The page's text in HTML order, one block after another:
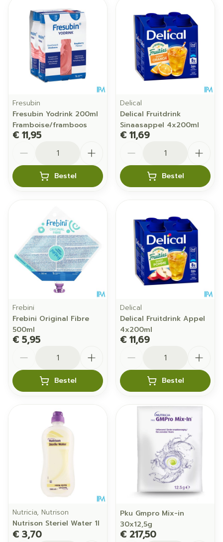
Fresubin
Fresubin Yodrink 200ml
Framboise/framboos
€ 11,95
Bestel
Delical
Delical Fruitdrink
Sinaasappel 4x200ml
€ 11,69
Bestel
Frebini
Frebini Original Fibre
500ml
€ 5,95
Bestel
Delical
Delical Fruitdrink Appel
4x200ml
€ 11,69
Bestel
Nutricia, Nutrison
Nutrison Steriel Water 1l
€ 3,70
Pku Gmpro Mix-in
30x12,5g
€ 217,50